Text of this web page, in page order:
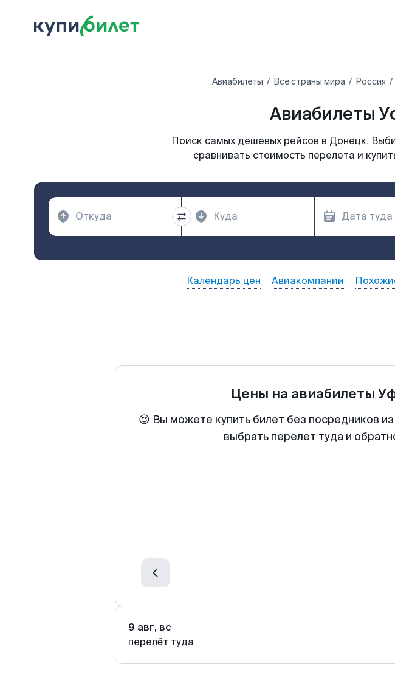
Авиабилеты Все страны мира Россия
Авиабилеты
Поиск самых дешевых рейсов в Донецк.
сравнивать стоимость перелета и
Календарь цен Авиакомпании
Цены на авиабилеты
😍 Вы можете купить билет без посредников
выбрать перелет туда и
9 авг, вс
перелёт туда